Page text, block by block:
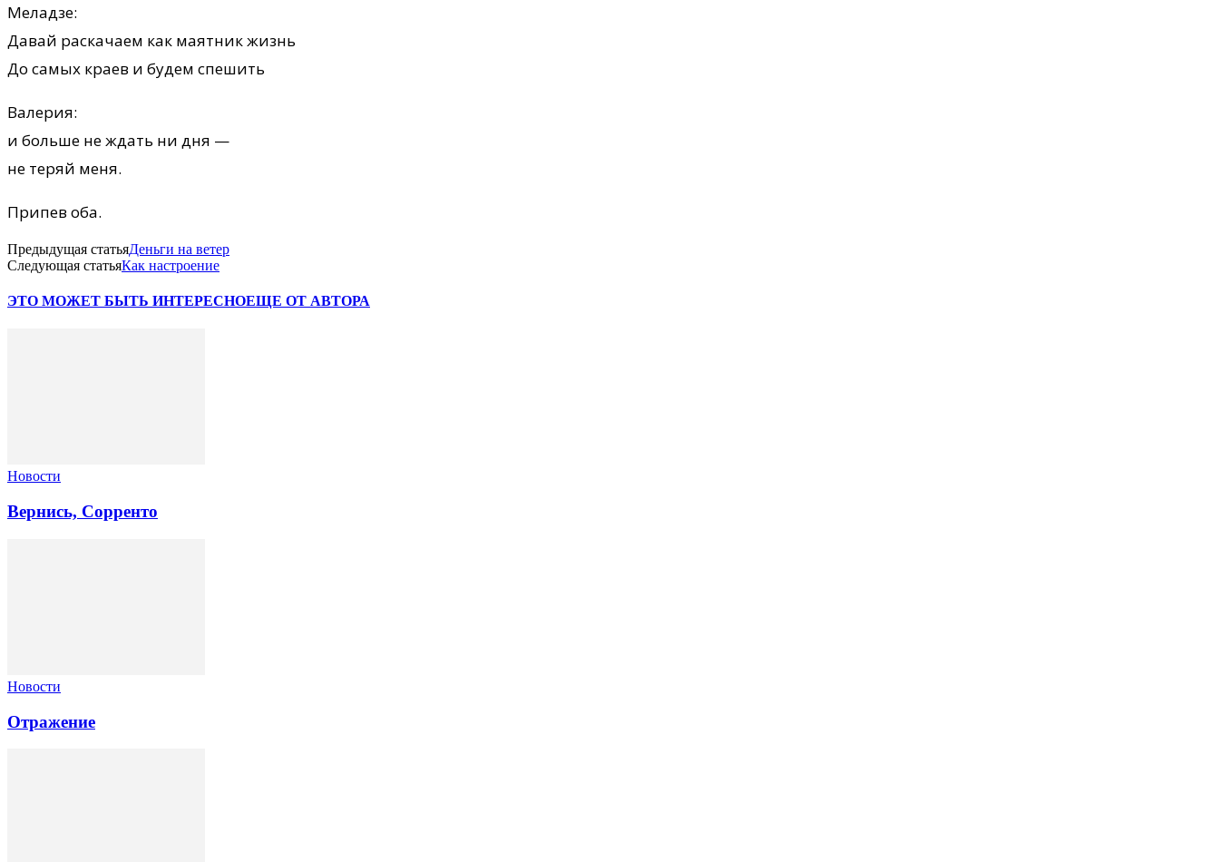
Меладзе:
Давай раскачаем как маятник жизнь
До самых краев и будем спешить
Валерия:
и больше не ждать ни дня —
не теряй меня.
Припев оба.
Предыдущая статьяДеньги на ветер
Следующая статьяКак настроение
ЭТО МОЖЕТ БЫТЬ ИНТЕРЕСНОЕЩЕ ОТ АВТОРА
Новости
Вернись, Сорренто
Новости
Отражение